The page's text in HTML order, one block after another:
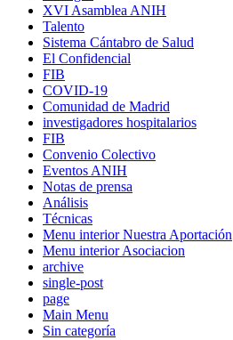
XVI Asamblea ANIH
Talento
Sistema Cántabro de Salud
El Confidencial
FIB
COVID-19
Comunidad de Madrid
investigadores hospitalarios
FIB
Convenio Colectivo
Eventos ANIH
Notas de prensa
Análisis
Técnicas
Menu interior Nuestra Aportación
Menu interior Asociacion
archive
single-post
page
Main Menu
Sin categoría